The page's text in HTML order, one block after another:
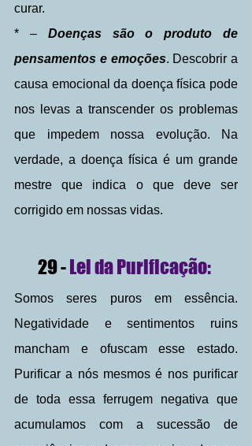
curar.
* – Doenças são o produto de
pensamentos e emoções. Descobrir a
causa emocional da doença física pode
nos levas a transcender os problemas
que impedem nossa evolução. Na
verdade, a doença física é um grande
mestre que indica o que deve ser
corrigido em nossas vidas.
29 - Lei da Purificação:
Somos seres puros em essência.
Negatividade e sentimentos ruins
mancham e ofuscam esse estado.
Purificar a nós mesmos é nos purificar
de toda essa ferrugem negativa que
acumulamos com a sucessão de